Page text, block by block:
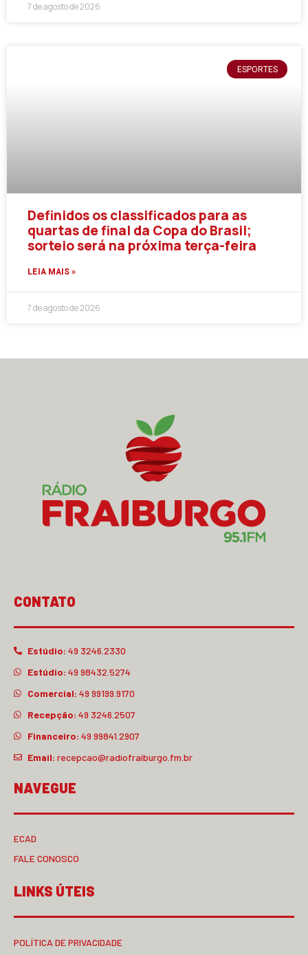
7 de agosto de 2026
ESPORTES
Definidos os classificados para as
quartas de final da Copa do Brasil;
sorteio será na próxima terça-feira
LEIA MAIS »
7 de agosto de 2026
CONTATO
Estúdio: 49 3246.2330
Estúdio: 49 98432.5274
Comercial: 49 99199.9170
Recepção: 49 3246.2507
Financeiro: 49 99841.2907
Email: recepcao@radiofraiburgo.fm.br
NAVEGUE
ECAD
FALE CONOSCO
LINKS ÚTEIS
POLÍTICA DE PRIVACIDADE